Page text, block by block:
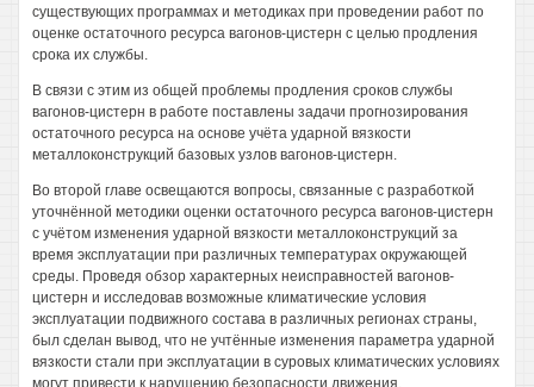
существующих программах и методиках при проведении работ по
оценке остаточного ресурса вагонов-цистерн с целью продления
срока их службы.
В связи с этим из общей проблемы продления сроков службы
вагонов-цистерн в работе поставлены задачи прогнозирования
остаточного ресурса на основе учёта ударной вязкости
металлоконструкций базовых узлов вагонов-цистерн.
Во второй главе освещаются вопросы, связанные с разработкой
уточнённой методики оценки остаточного ресурса вагонов-цистерн
с учётом изменения ударной вязкости металлоконструкций за
время эксплуатации при различных температурах окружающей
среды. Проведя обзор характерных неисправностей вагонов-
цистерн и исследовав возможные климатические условия
эксплуатации подвижного состава в различных регионах страны,
был сделан вывод, что не учтённые изменения параметра ударной
вязкости стали при эксплуатации в суровых климатических условиях
могут привести к нарушению безопасности движения,